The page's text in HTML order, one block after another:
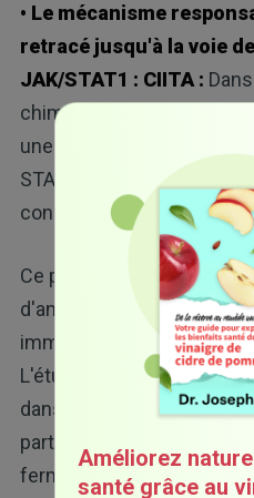
• Le mécanisme
retracé jusqu'à la voie
JAK/STAT1 : CIITA :
chimique appelé
une molécule à l'intérieur
STAT1, qui augmente
conduisant à plus de
Ce processus rend les
d'antigènes plus
immunitaire lorsque
L'étude a confirmé que
dans les groupes
particulier chez ceux qui
fermenté avec un starter.
Améliorez
santé grâce au